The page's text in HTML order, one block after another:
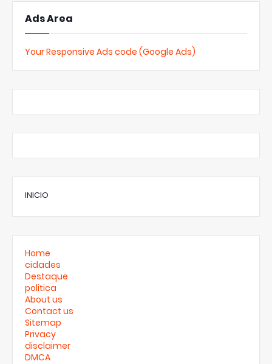
Ads Area
Your Responsive Ads code (Google Ads)
INICIO
Home
cidades
Destaque
politica
About us
Contact us
Sitemap
Privacy
disclaimer
DMCA